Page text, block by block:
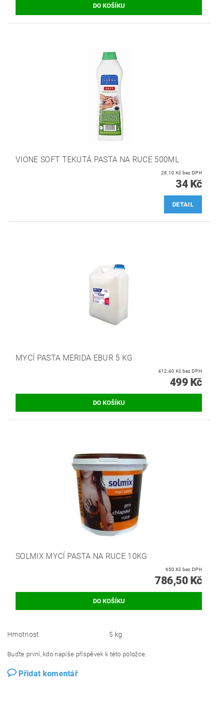
VIONE SOFT TEKUTÁ PASTA NA RUCE 500ML
28,10 Kč bez DPH
34 Kč
DETAIL
MYCÍ PASTA MERIDA EBUR 5 KG
412,40 Kč bez DPH
499 Kč
SOLMIX MYCÍ PASTA NA RUCE 10KG
650 Kč bez DPH
786,50 Kč
Hmotnost 5 kg
Buďte první, kdo napíše příspěvek k této položce.
Přidat komentář